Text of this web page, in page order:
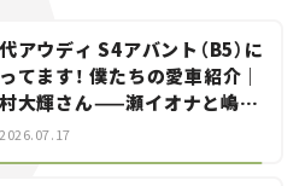
アウディ S4アバント（B5）に
てます！ 僕たちの愛車紹介｜
大輝さん——瀬イオナと嶋田
の「クルマでざっくばらんば
2026.07.17